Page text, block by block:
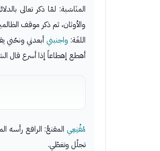
المنَاسَبة: لمّا ذكر تعالى
والأوثان، ثم ذكر موقف
اللغَة: واجنبني أبعدني
أهطع إهطاعاً إذا أسرع قال
مُقْنِعِيالمقنعُ: الرافع رأسه
تجلّل وتغطّي.